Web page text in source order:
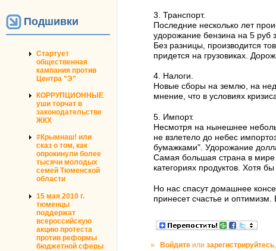
Подшивки
Стартует
общественная
кампания против
Центра "Э"
КОРРУПЦИОННЫЕ
уши торчат в
законодательстве
ЖКХ
#Крымнаш! или
сказ о том, как
опрокинули более
тысячи молодых
семей Тюменской
области
15 мая 2010 г.
тюменцы
поддержат
всероссийскую
акцию протеста
против реформы
бюджетной сферы
3. Транспорт.
Последние несколько лет
удорожание бензина на 5 руб
Без разницы, производится
придется на грузовиках.
4. Налоги.
Новые сборы на землю, на
мнение, что в условиях
5. Импорт.
Несмотря на нынешнее
не взлетело до небес
бумажками". Удорожание
Самая большая страна в мире
категориях продуктов. Хотя
Но нас спасут домашнее
принесет счастье и оптимизм.
» Войдите или зарегистрируйтесь